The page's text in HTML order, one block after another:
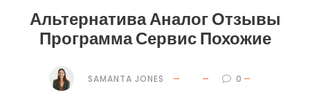
Альтернатива Аналог Отзывы
Программа Сервис Похожие
SAMANTA JONES 0